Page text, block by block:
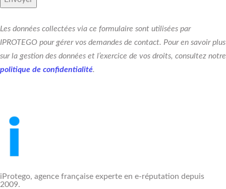
Les données collectées via ce formulaire sont utilisées par
IPROTEGO pour gérer vos demandes de contact. Pour en savoir plus
sur la gestion des données et l’exercice de vos droits, consultez notre
politique de confidentialité.
iProtego, agence française experte en e-réputation depuis
2009.